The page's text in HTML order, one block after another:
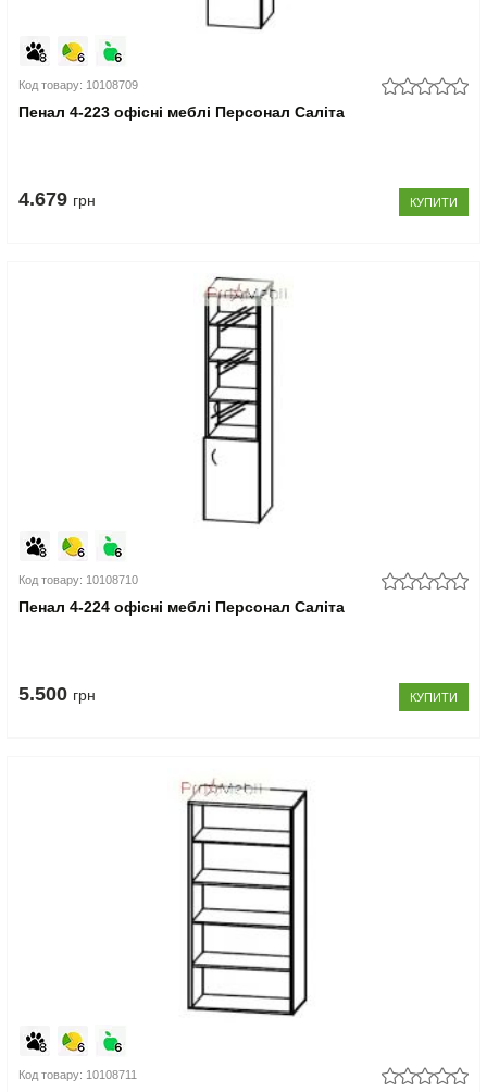
Код товару: 10108709
Пенал 4-223 офісні меблі Персонал Саліта
4.679 грн КУПИТИ
Код товару: 10108710
Пенал 4-224 офісні меблі Персонал Саліта
5.500 грн КУПИТИ
Код товару: 10108711